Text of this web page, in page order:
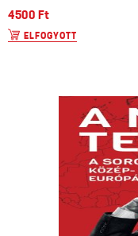
4500 Ft
ELFOGYOTT